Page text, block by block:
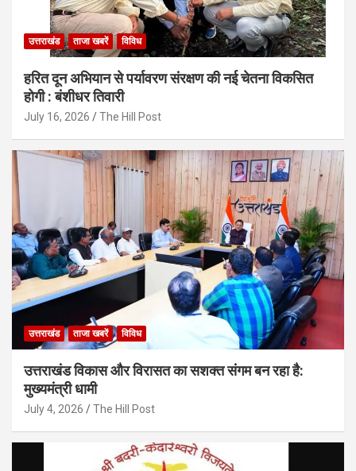
उत्तराखंड ताजा खबरें विविध
हरित दून अभियान से पर्यावरण संरक्षण की नई चेतना विकसित
होगी : बंशीधर तिवारी
July 16, 2026 The Hill Post
उत्तराखंड ताजा खबरें विविध
उत्तराखंड विकास और विरासत का सशक्त संगम बन रहा है:
मुख्यमंत्री धामी
July 4, 2026 The Hill Post